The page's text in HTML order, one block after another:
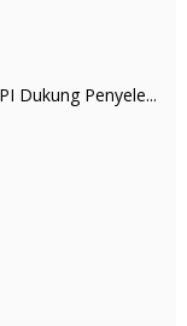
Dukung Penyele...